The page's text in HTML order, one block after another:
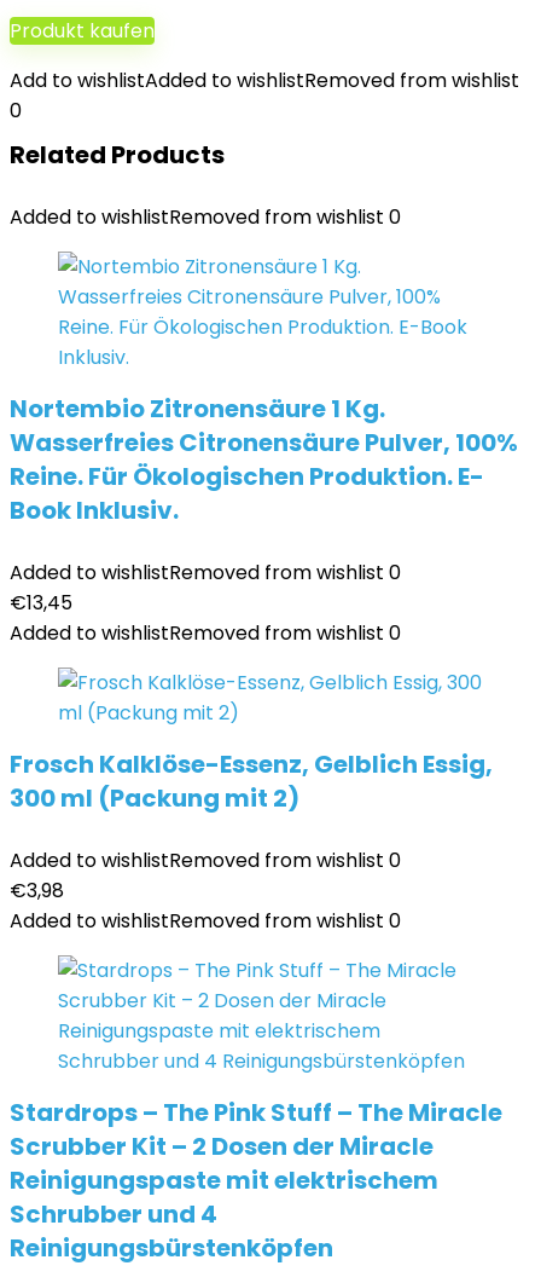
Produkt kaufen
Add to wishlistAdded to wishlistRemoved from wishlist
0
Related Products
Added to wishlistRemoved from wishlist 0
Nortembio Zitronensäure 1 Kg.
Wasserfreies Citronensäure Pulver, 100%
Reine. Für Ökologischen Produktion. E-
Book Inklusiv.
Added to wishlistRemoved from wishlist 0
€13,45
Added to wishlistRemoved from wishlist 0
Frosch Kalklöse-Essenz, Gelblich Essig,
300 ml (Packung mit 2)
Added to wishlistRemoved from wishlist 0
€3,98
Added to wishlistRemoved from wishlist 0
Stardrops – The Pink Stuff – The Miracle
Scrubber Kit – 2 Dosen der Miracle
Reinigungspaste mit elektrischem
Schrubber und 4
Reinigungsbürstenköpfen